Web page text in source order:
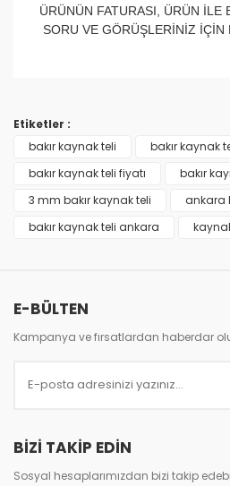
ÜRÜNÜN FATURASI, ÜRÜN İLE
SORU VE GÖRÜŞLERİNİZ İÇİN
Yorum Yaz
formunu kullanarak tarafımıza
Ürün resmi kalitesiz, bozuk
Ürün açıklamasında eksik
Ürün bilgilerinde hatalar
Etiketler :
bakır kaynak teli
bakır kaynak
bakır kaynak teli fiyatı
bakır
3 mm bakır kaynak teli
ankara
bakır kaynak teli ankara
E-BÜLTEN
Kampanya ve fırsatlardan haberdar
BİZİ TAKİP EDİN
Sosyal hesaplarımızdan bizi takip